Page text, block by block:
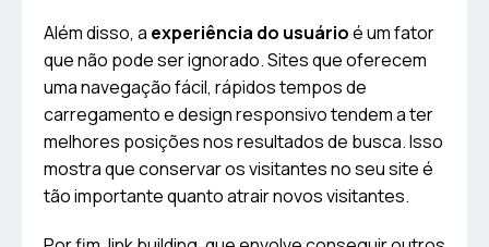
Além disso, a experiência do usuárioé um fator
que não pode ser ignorado. Sites que oferecem
uma navegação fácil, rápidos tempos de
carregamento e design responsivo tendem a ter
melhores posições nos resultados de busca. Isso
mostra que conservar os visitantes no seu site é
tão importante quanto atrair novos visitantes.